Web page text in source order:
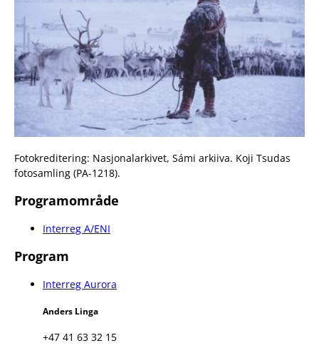
Fotokreditering: Nasjonalarkivet, Sámi arkiiva. Koji Tsudas
fotosamling (PA-1218).
Programområde
Interreg A/ENI
Program
Interreg Aurora
Anders Linga
+47 41 63 32 15